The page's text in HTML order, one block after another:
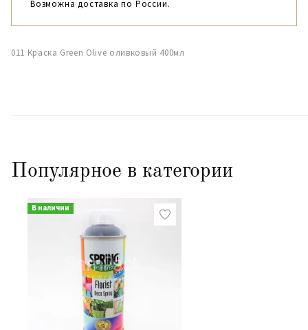
Возможна доставка по России.
011 Краска Green Olive оливковый 400мл
Популярное в категории
В наличии